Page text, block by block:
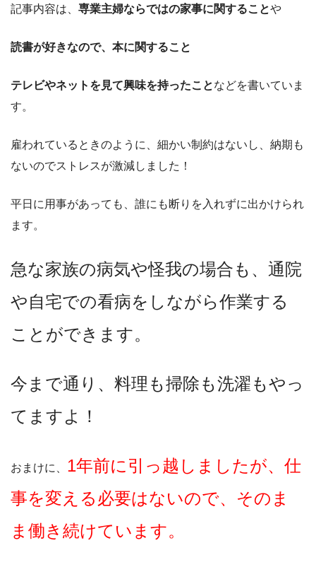
記事内容は、 専業主婦ならではの家事に関することや
読書が好きなので、本に関すること
テレビやネットを見て興味を持ったことなどを書いていま
す。
雇われているときのように、細かい制約はないし、納期も
ないのでストレスが激減しました！
平日に用事があっても、誰にも断りを入れずに出かけられ
ます。
急な家族の病気や怪我の場合も、通院
や自宅での看病をしながら作業する
ことができます。
今まで通り、料理も掃除も洗濯もやっ
てますよ！
おまけに、 1年前に引っ越しましたが、仕
事を変える必要はないので、そのま
ま働き続けています。